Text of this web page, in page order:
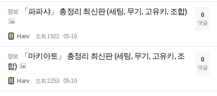
정보 「파파샤」 총정리 최신판 (세팅, 무기, 고유키, 조합)
Harv 조회 1922 05-16
0
댓글
정보
「마키아토」 총정리 최신판 (세팅, 무기, 고유키, 조
합)
Harv 조회 2253 05-16
0
댓글